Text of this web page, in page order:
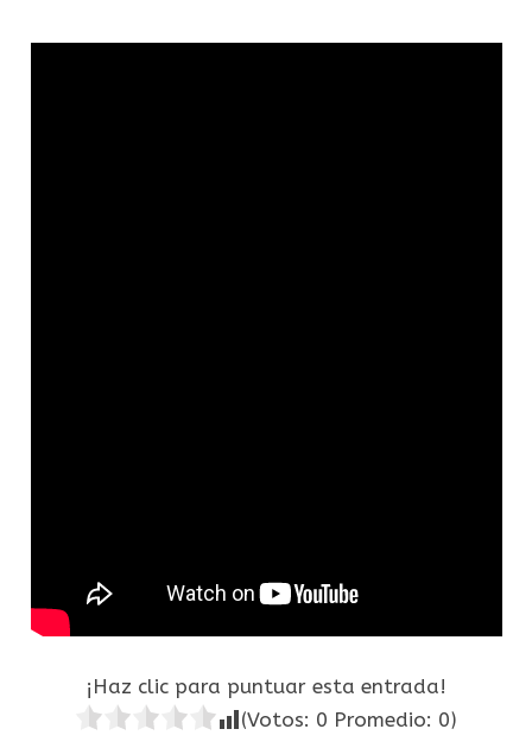
¡Haz clic para puntuar esta entrada!
(Votos: 0 Promedio: 0)